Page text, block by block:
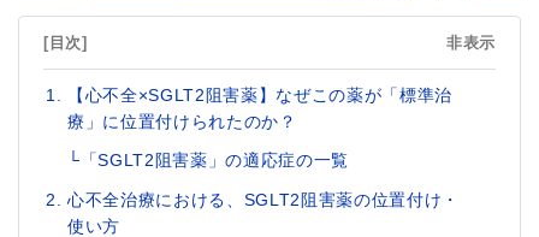
[目次] 非表示
【心不全×SGLT2阻害薬】なぜこの薬が「標準治
療」に位置付けられたのか？
└「SGLT2阻害薬」の適応症の一覧
心不全治療における、SGLT2阻害薬の位置付け・
使い方